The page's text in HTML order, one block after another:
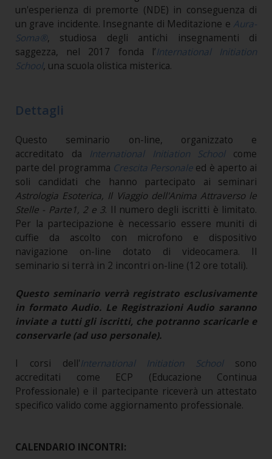
un'esperienza di premorte (NDE) in conseguenza di
un grave incidente. Insegnante di Meditazione e Aura-
Soma®, studiosa degli antichi insegnamenti di
saggezza, nel 2017 fonda l’International Initiation
School, una scuola olistica misterica.
Dettagli
Questo seminario on-line, organizzato e
accreditato da International Initiation Schoolcome
parte del programma Crescita Personale ed è aperto ai
soli candidati che hanno partecipato ai seminari
Astrologia Esoterica, Il Viaggio dell'Anima Attraverso le
Stelle - Parte1, 2 e 3. Il numero degli iscritti è limitato.
Per la partecipazione è necessario essere muniti di
cuffie da ascolto con microfono e dispositivo
navigazione on-line dotato di videocamera.
Il
seminario si terrà in 2 incontri on-line (12 ore totali).
Questo seminario verrà registrato esclusivamente
in formato Audio. Le Registrazioni Audio saranno
inviate a tutti gli iscritti, che potranno scaricarle e
conservarle (ad uso personale).
I corsi dell'International Initiation Schoolsono
accreditati come ECP (Educazione Continua
Professionale) e il partecipante riceverà un attestato
specifico valido come aggiornamento professionale.
CALENDARIO INCONTRI: